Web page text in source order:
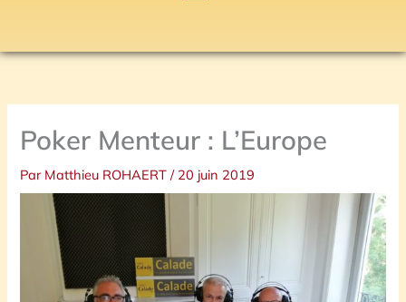
Poker Menteur : L’Europe
Par Matthieu ROHAERT/ 20 juin 2019